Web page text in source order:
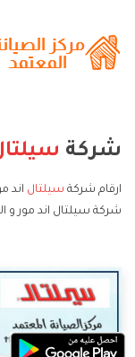
شركة
ارقام شركة سيلتال اند
شركة سيلتال اند مور و